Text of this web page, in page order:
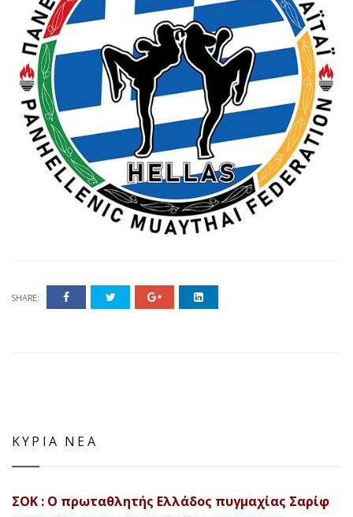
SHARE:
ΚΥΡΙΑ ΝΕΑ
ΣΟΚ : Ο πρωταθλητής Ελλάδος πυγμαχίας Σαρίφ